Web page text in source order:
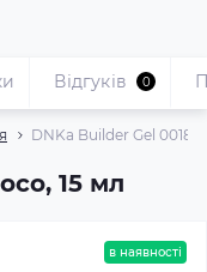
DNKa Builder Gel 0018
15 мл
Відгуків 0
в наявності